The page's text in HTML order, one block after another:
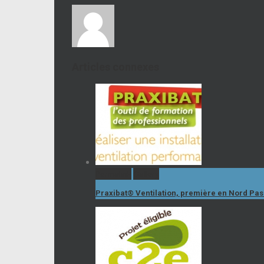
Praxibat® Ventilation, première en Nord